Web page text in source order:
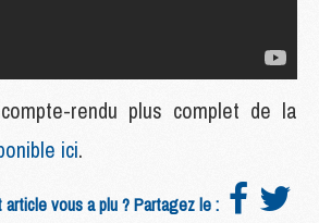
rendu plus complet de la
ici.
article vous a plu ? Partagez le :